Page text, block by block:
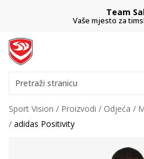
Team
Vaše mjesto za
Pretraži stranicu
Sport Vision Proizvodi Odjeća
adidas Positivity